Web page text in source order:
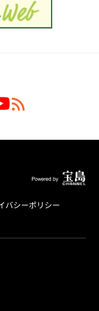
バシーポリシー